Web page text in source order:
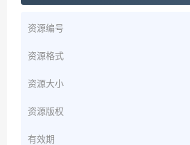
资源编号
资源格式
资源大小
资源版权
有效期